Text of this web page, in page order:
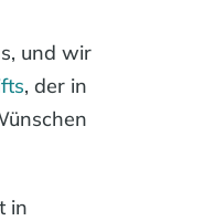
und wir
, der in
in